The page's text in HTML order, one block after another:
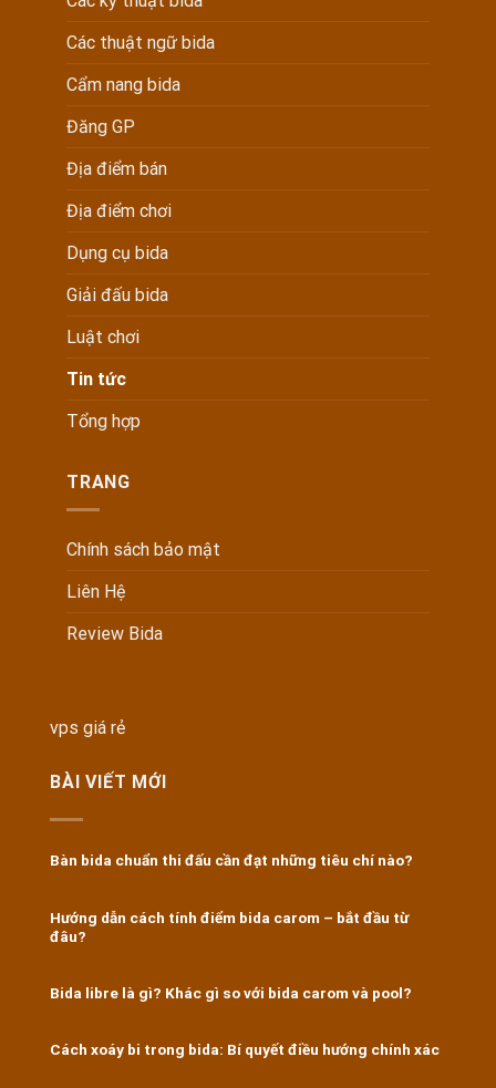
Các thuật ngữ bida
Cẩm nang bida
Đăng GP
Địa điểm bán
Địa điểm chơi
Dụng cụ bida
Giải đấu bida
Luật chơi
Tin tức
Tổng hợp
TRANG
Chính sách bảo mật
Liên Hệ
Review Bida
vps giá rẻ
BÀI VIẾT MỚI
Bàn bida chuẩn thi đấu cần đạt những tiêu chí nào?
Hướng dẫn cách tính điểm bida carom – bắt đầu từ
đâu?
Bida libre là gì? Khác gì so với bida carom và pool?
Cách xoáy bi trong bida: Bí quyết điều hướng chính xác